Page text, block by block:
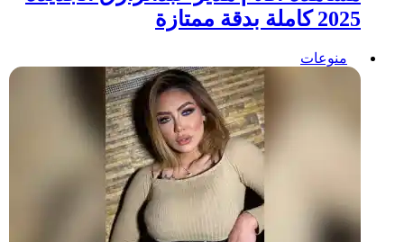
2025 كاملة بدقة ممتازة
منوعات